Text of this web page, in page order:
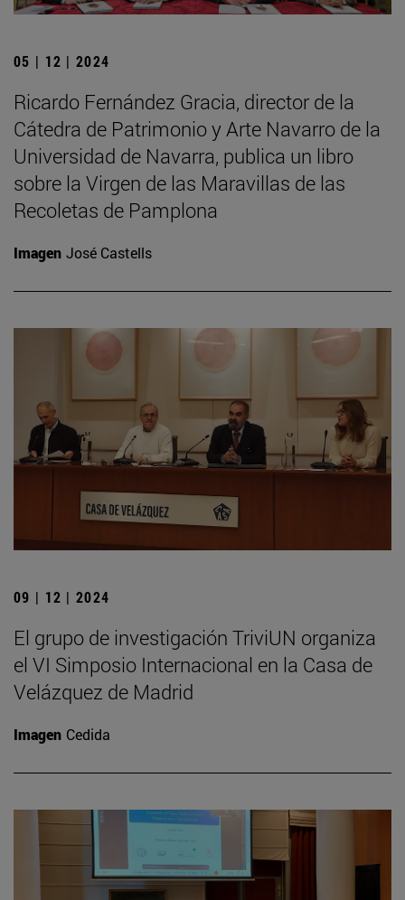
05 | 12 | 2024
Ricardo Fernández Gracia, director de la
Cátedra de Patrimonio y Arte Navarro de la
Universidad de Navarra, publica un libro
sobre la Virgen de las Maravillas de las
Recoletas de Pamplona
Imagen José Castells
09 | 12 | 2024
El grupo de investigación TriviUN organiza
el VI Simposio Internacional en la Casa de
Velázquez de Madrid
Imagen Cedida